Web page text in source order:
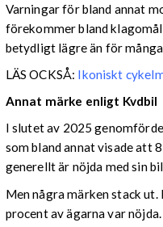
Varningar för bland annat
förekommer bland
betydligt lägre än för
LÄS OCKSÅ: Ikoniskt
Annat märke enligt Kvdbil
I slutet av 2025
som bland annat visade att
generellt är nöjda med sin
Men några märken stack
procent av ägarna var nöjda.